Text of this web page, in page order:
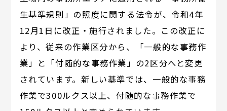
生基準規則」の照度に関する法令が、令和4年
12月1日に改正・施行されました。この改正に
より、従来の作業区分から、「一般的な事務作
業」と「付随的な事務作業」の2区分へと変更
されています。新しい基準では、一般的な事務
作業で300ルクス以上、付随的な事務作業で